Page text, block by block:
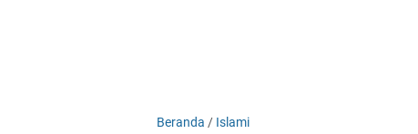
Beranda / Islami